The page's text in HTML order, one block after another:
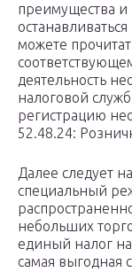
преимущества и
можете
деятельность
налоговой
регистрацию
52.48.24:
Далее следует
специальный
небольших
единый налог
самая выгодная